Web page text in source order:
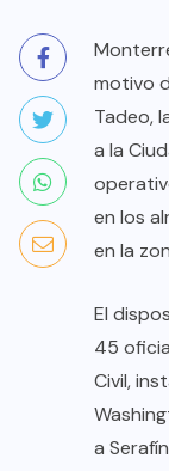
motivo
Tadeo,
a la
en los
en la
El
45
Civil,
a